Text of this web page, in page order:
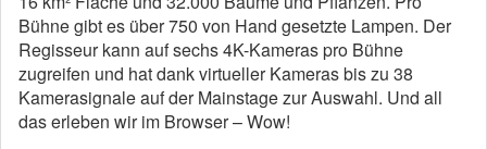
Bühne gibt es über 750 von Hand gesetzte Lampen. Der
Regisseur kann auf sechs 4K-Kameras pro Bühne
zugreifen und hat dank virtueller Kameras bis zu 38
Kamerasignale auf der Mainstage zur Auswahl. Und all
das erleben wir im Browser – Wow!